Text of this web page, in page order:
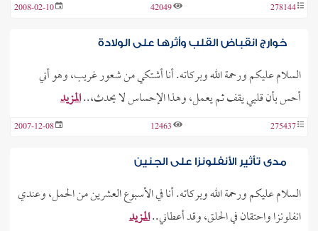
278144
42049
2008-02-10
خوارج انقباض القلب وأثرها على الولادة
السلام عليكم ورحمة الله وبركاته. أنا أشتكي من شعور غريب، وهو أني
أحس بأن قلبي يقف ثم يعمل، وهذا الإحساس لا يحدث،..المزيد
275437
12463
2007-12-08
مدى تأثير الأنفلونزا على الجنين
السلام عليكم ورحمة الله وبركاته. أنا في الأسبوع العشرين من الحمل، وعندي
انفلونزا واحتقان في الحلق، وقد أعطاني..المزيد